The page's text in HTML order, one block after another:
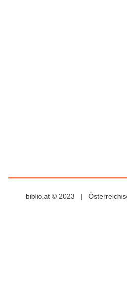
biblio.at © 2023 |